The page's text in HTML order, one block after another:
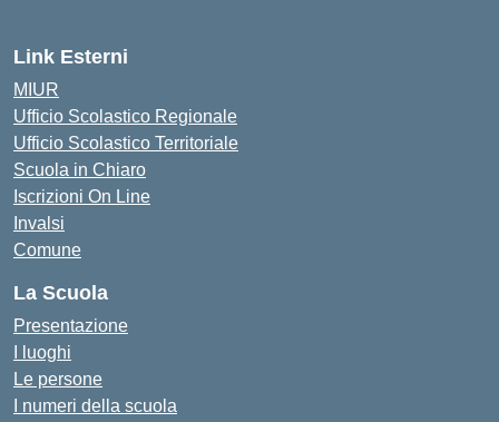
Link Esterni
MIUR
Ufficio Scolastico Regionale
Ufficio Scolastico Territoriale
Scuola in Chiaro
Iscrizioni On Line
Invalsi
Comune
La Scuola
Presentazione
I luoghi
Le persone
I numeri della scuola